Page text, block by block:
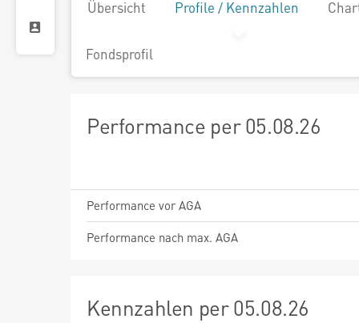
Übersicht Profile / Kennzahlen
Fondsprofil
Performance per 05.08.26
Performance vor AGA
Performance nach max. AGA
Kennzahlen per 05.08.26